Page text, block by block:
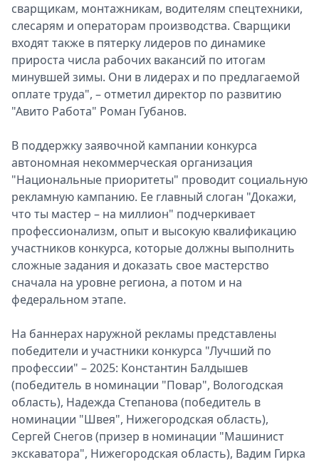
сварщикам, монтажникам, водителям спецтехники,
слесарям и операторам производства. Сварщики
входят также в пятерку лидеров по динамике
прироста числа рабочих вакансий по итогам
минувшей зимы. Они в лидерах и по предлагаемой
оплате труда", – отметил директор по развитию
"Авито Работа" Роман Губанов.
В поддержку заявочной кампании конкурса
автономная некоммерческая организация
"Национальные приоритеты" проводит социальную
рекламную кампанию. Ее главный слоган "Докажи,
что ты мастер – на миллион" подчеркивает
профессионализм, опыт и высокую квалификацию
участников конкурса, которые должны выполнить
сложные задания и доказать свое мастерство
сначала на уровне региона, а потом и на
федеральном этапе.
На баннерах наружной рекламы представлены
победители и участники конкурса "Лучший по
профессии" – 2025: Константин Балдышев
(победитель в номинации "Повар", Вологодская
область), Надежда Степанова (победитель в
номинации "Швея", Нижегородская область),
Сергей Снегов (призер в номинации "Машинист
экскаватора", Нижегородская область), Вадим Гирка